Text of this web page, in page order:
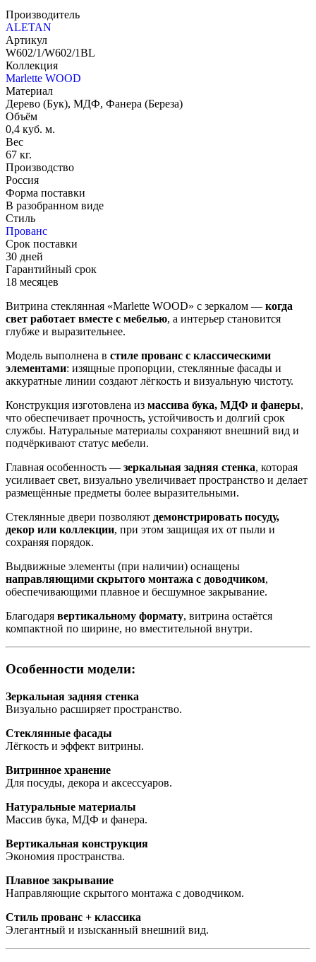
Производитель
ALETAN
Артикул
W602/1/W602/1BL
Коллекция
Marlette WOOD
Материал
Дерево (Бук), МДФ, Фанера (Береза)
Объём
0,4 куб. м.
Вес
67 кг.
Производство
Россия
Форма поставки
В разобранном виде
Стиль
Прованс
Срок поставки
30 дней
Гарантийный срок
18 месяцев
Витрина стеклянная «Marlette WOOD» с зеркалом — когда
свет работает вместе с мебелью, а интерьер становится
глубже и выразительнее.
Модель выполнена в стиле прованс с классическими
элементами: изящные пропорции, стеклянные фасады и
аккуратные линии создают лёгкость и визуальную чистоту.
Конструкция изготовлена из массива бука, МДФ и фанеры,
что обеспечивает прочность, устойчивость и долгий срок
службы. Натуральные материалы сохраняют внешний вид и
подчёркивают статус мебели.
Главная особенность — зеркальная задняя стенка, которая
усиливает свет, визуально увеличивает пространство и делает
размещённые предметы более выразительными.
Стеклянные двери позволяют демонстрировать посуду,
декор или коллекции, при этом защищая их от пыли и
сохраняя порядок.
Выдвижные элементы (при наличии) оснащены
направляющими скрытого монтажа с доводчиком,
обеспечивающими плавное и бесшумное закрывание.
Благодаря вертикальному формату, витрина остаётся
компактной по ширине, но вместительной внутри.
Особенности модели:
Зеркальная задняя стенка
Визуально расширяет пространство.
Стеклянные фасады
Лёгкость и эффект витрины.
Витринное хранение
Для посуды, декора и аксессуаров.
Натуральные материалы
Массив бука, МДФ и фанера.
Вертикальная конструкция
Экономия пространства.
Плавное закрывание
Направляющие скрытого монтажа с доводчиком.
Стиль прованс + классика
Элегантный и изысканный внешний вид.